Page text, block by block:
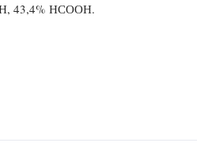
43,4% НСООН.